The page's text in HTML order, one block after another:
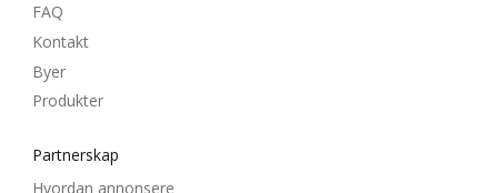
FAQ
Kontakt
Byer
Produkter
Partnerskap
Hvordan annonsere